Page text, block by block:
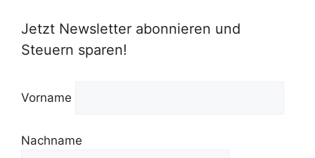
Jetzt Newsletter abonnieren und
Steuern sparen!
Vorname
Nachname